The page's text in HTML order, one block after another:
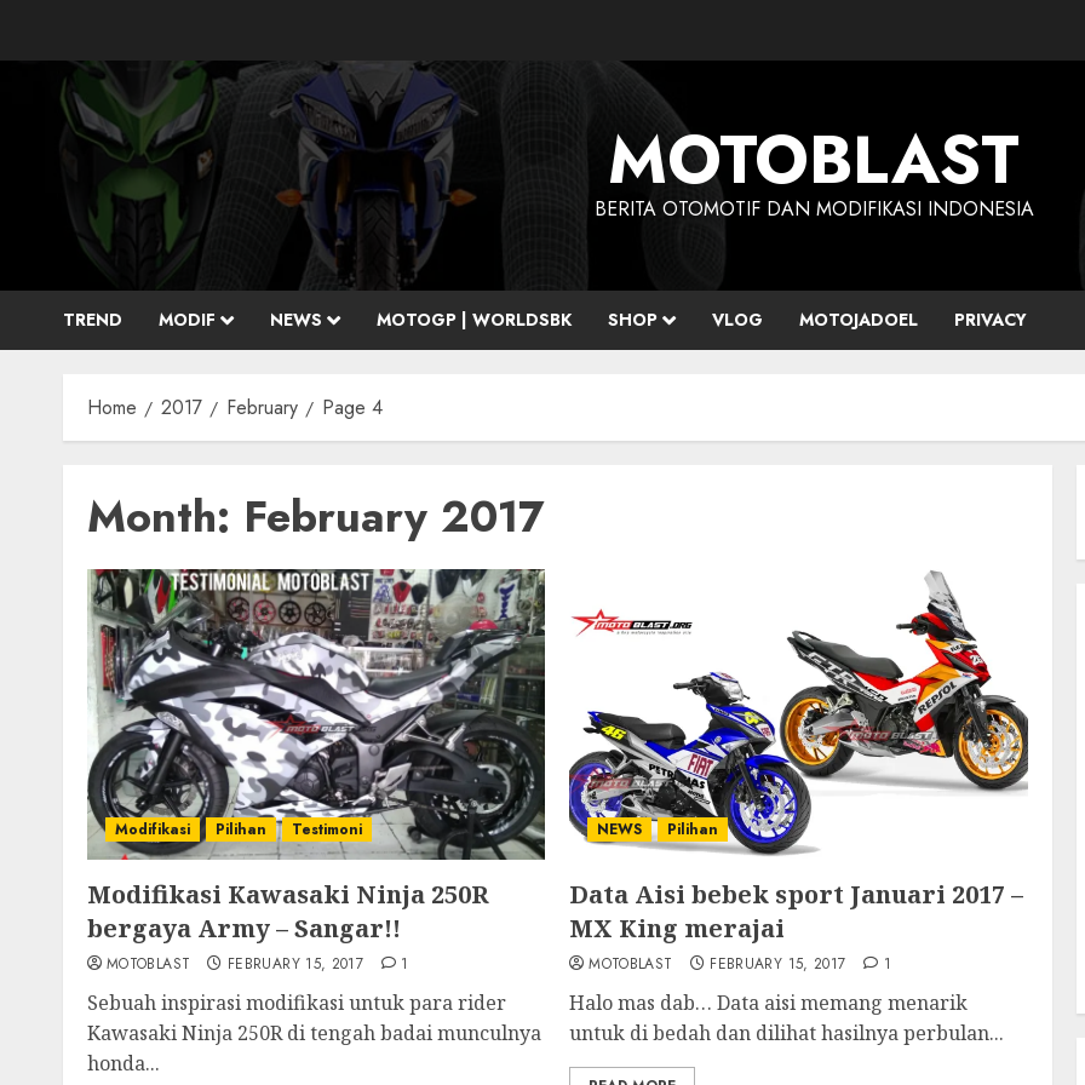
MOTOBLAST
BERITA OTOMOTIF DAN MODIFIKASI INDONESIA
TREND MODIF NEWS MOTOGP | WORLDSBK SHOP VLOG MOTOJADOEL PRIVACY
Home 2017 February Page 4
Month: February 2017
Modifikasi Pilihan Testimoni
Modifikasi Kawasaki Ninja 250R
bergaya Army – Sangar!!
MOTOBLAST FEBRUARY 15, 2017 1
Sebuah inspirasi modifikasi untuk para rider
Kawasaki Ninja 250R di tengah badai munculnya
honda...
NEWS Pilihan
Data Aisi bebek sport Januari 2017 –
MX King merajai
MOTOBLAST FEBRUARY 15, 2017 1
Halo mas dab… Data aisi memang menarik
untuk di bedah dan dilihat hasilnya perbulan...